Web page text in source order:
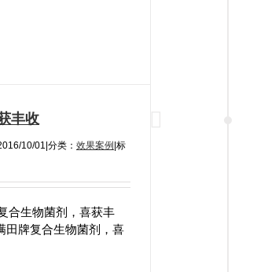
丰收
10/01 |分类： 效果案例|标
合生物菌剂，喜获丰
牌复合生物菌剂，喜